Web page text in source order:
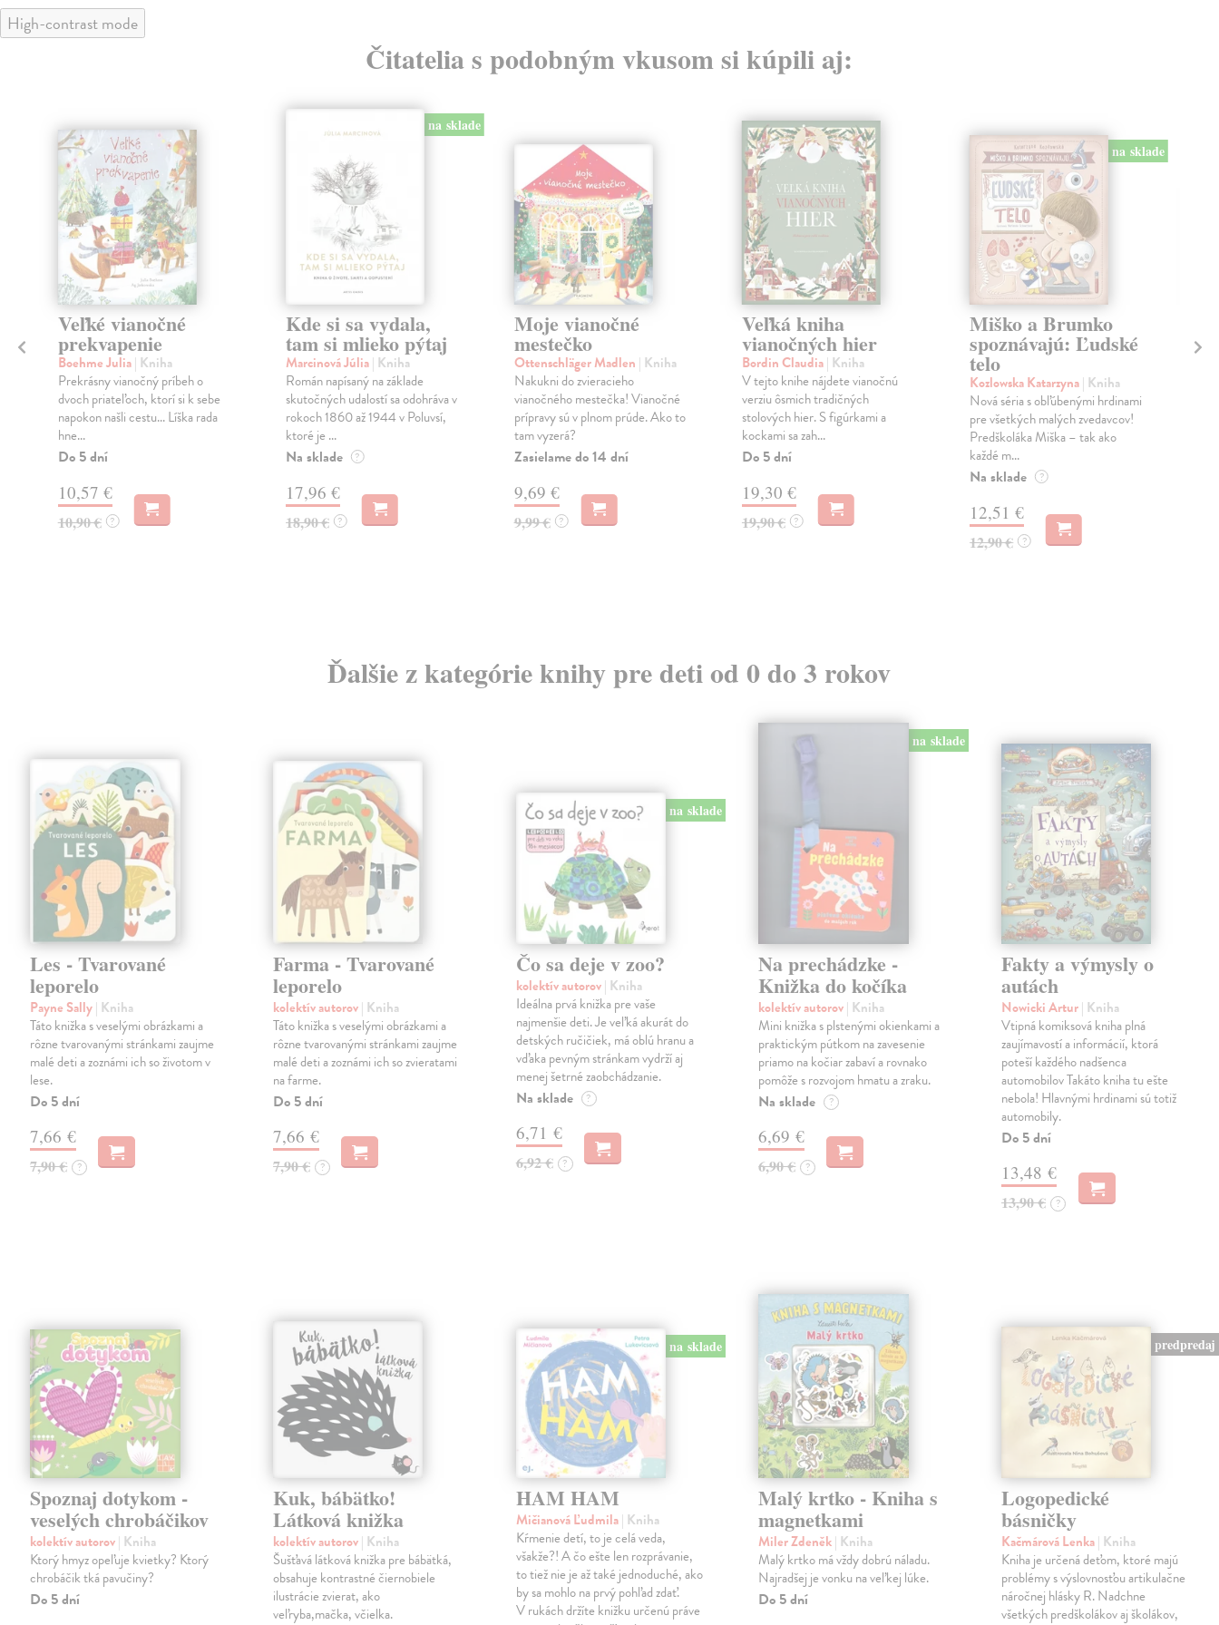
High-contrast mode
Čitatelia s podobným vkusom si kúpili aj:
Veľké vianočné
prekvapenie
Boehme Julia| Kniha
Prekrásny vianočný príbeh o
dvoch priateľoch, ktorí si k sebe
napokon našli cestu... Líška rada
hne...
Do 5 dní
10,57 €
10,90 € ?
na sklade
Kde si sa vydala,
tam si mlieko pýtaj
Marcinová Júlia| Kniha
Román napísaný na základe
skutočných udalostí sa odohráva v
rokoch 1860 až 1944 v Poluvsí,
ktoré je ...
Na sklade ?
17,96 €
18,90 € ?
Moje vianočné
mestečko
Ottenschläger Madlen | Kniha
Nakukni do zvieracieho
vianočného mestečka! Vianočné
prípravy sú v plnom prúde. Ako to
tam vyzerá?
Zasielame do 14 dní
9,69 €
9,99 € ?
Veľká kniha
vianočných hier
Bordin Claudia| Kniha
V tejto knihe nájdete vianočnú
verziu ôsmich tradičných
stolových hier. S figúrkami a
kockami sa zah...
Do 5 dní
19,30 €
19,90 € ?
na sklade
Miško a Brumko
spoznávajú: Ľudské
telo
Kozlowska Katarzyna| Kniha
Nová séria s obľúbenými hrdinami
pre všetkých malých zvedavcov!
Predškoláka Miška – tak ako
každé m...
Na sklade ?
12,51 €
12,90 € ?
Ďalšie z kategórie knihy pre deti od 0 do 3 rokov
Les - Tvarované
leporelo
Payne Sally| Kniha
Táto knižka s veselými obrázkami a
rôzne tvarovanými stránkami zaujme
malé deti a zoznámi ich so životom v
lese.
Do 5 dní
7,66 €
7,90 € ?
Farma - Tvarované
leporelo
kolektív autorov| Kniha
Táto knižka s veselými obrázkami a
rôzne tvarovanými stránkami zaujme
malé deti a zoznámi ich so zvieratami
na farme.
Do 5 dní
7,66 €
7,90 € ?
na sklade
Čo sa deje v zoo?
kolektív autorov| Kniha
Ideálna prvá knižka pre vaše
najmenšie deti. Je veľká akurát do
detských ručičiek, má oblú hranu a
vďaka pevným stránkam vydrží aj
menej šetrné zaobchádzanie.
Na sklade ?
6,71 €
6,92 € ?
na sklade
Na prechádzke -
Knižka do kočíka
kolektív autorov| Kniha
Mini knižka s plstenými okienkami a
praktickým pútkom na zavesenie
priamo na kočiar zabaví a rovnako
pomôže s rozvojom hmatu a zraku.
Na sklade ?
6,69 €
6,90 € ?
Fakty a výmysly o
autách
Nowicki Artur| Kniha
Vtipná komiksová kniha plná
zaujímavostí a informácií, ktorá
poteší každého nadšenca
automobilov Takáto kniha tu ešte
nebola! Hlavnými hrdinami sú totiž
automobily.
Do 5 dní
13,48 €
13,90 € ?
Spoznaj dotykom -
veselých chrobáčikov
kolektív autorov| Kniha
Ktorý hmyz opeľuje kvietky? Ktorý
chrobáčik tká pavučiny?
Do 5 dní
Kuk, bábätko!
Látková knižka
kolektív autorov| Kniha
Šušťavá látková knižka pre bábätká,
obsahuje kontrastné čiernobiele
ilustrácie zvierat, ako
veľryba,mačka, včielka.
na sklade
HAM HAM
Mičianová Ľudmila| Kniha
Kŕmenie detí, to je celá veda,
všakže?! A čo ešte len rozprávanie,
to tiež nie je až také jednoduché, ako
by sa mohlo na prvý pohľad zdať.
V rukách držíte knižku určenú práve
Malý krtko - Kniha s
magnetkami
Miler Zdeněk| Kniha
Malý krtko má vždy dobrú náladu.
Najradšej je vonku na veľkej lúke.
Do 5 dní
predpredaj
Logopedické
básničky
Kačmárová Lenka| Kniha
Kniha je určená deťom, ktoré majú
problémy s výslovnosťou artikulačne
náročnej hlásky R. Nadchne
všetkých predškolákov aj školákov,